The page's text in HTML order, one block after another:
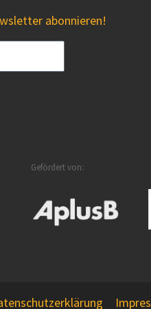
abonnieren!
Gefördert von: